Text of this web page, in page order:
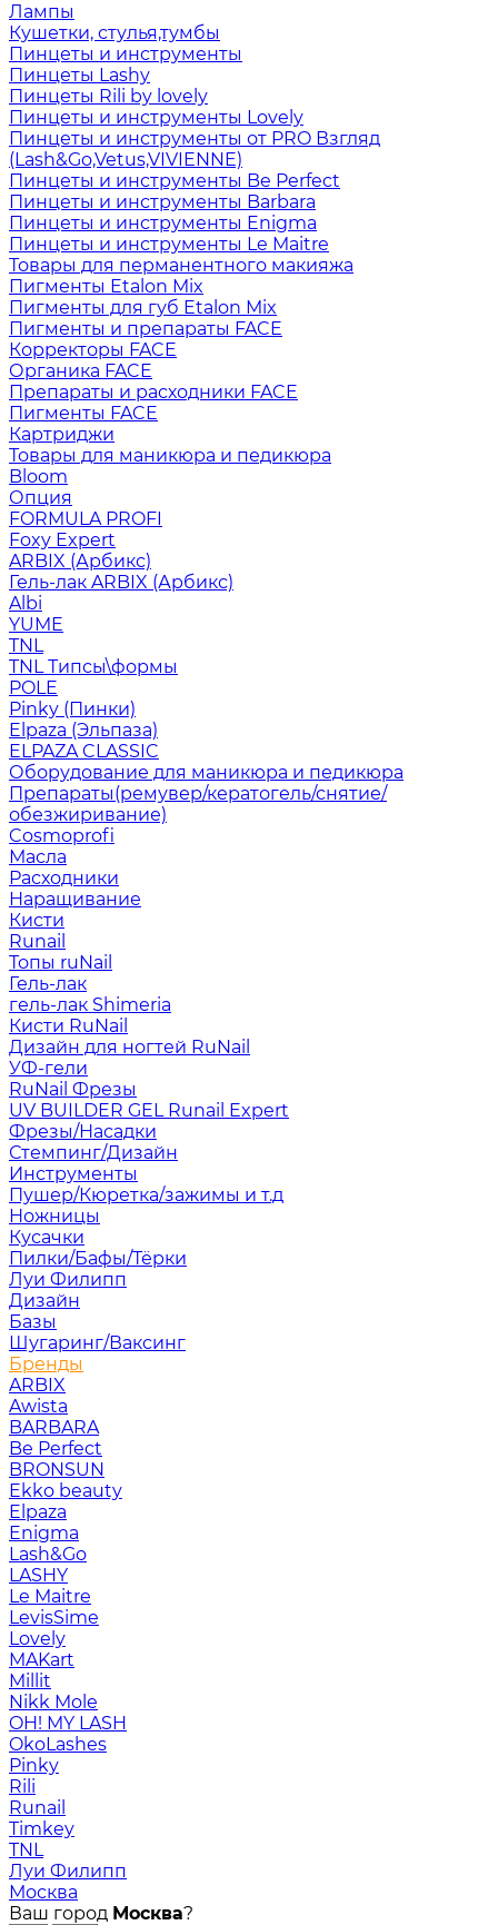
Лампы
Кушетки, стулья,тумбы
Пинцеты и инструменты
Пинцеты Lashy
Пинцеты Rili by lovely
Пинцеты и инструменты Lovely
Пинцеты и инструменты от PRO Взгляд
(Lash&Go,Vetus,VIVIENNE)
Пинцеты и инструменты Be Perfect
Пинцеты и инструменты Barbara
Пинцеты и инструменты Enigma
Пинцеты и инструменты Le Maitre
Товары для перманентного макияжа
Пигменты Etalon Mix
Пигменты для губ Etalon Mix
Пигменты и препараты FACE
Корректоры FACE
Органика FACE
Препараты и расходники FACE
Пигменты FACE
Картриджи
Товары для маникюра и педикюра
Bloom
Опция
FORMULA PROFI
Foxy Expert
ARBIX (Арбикс)
Гель-лак ARBIX (Арбикс)
Albi
YUME
TNL
TNL Типсы\формы
POLE
Pinky (Пинки)
Elpaza (Эльпаза)
ELPAZA CLASSIC
Оборудование для маникюра и педикюра
Препараты(ремувер/кератогель/снятие/
обезжиривание)
Cosmoprofi
Масла
Расходники
Наращивание
Кисти
Runail
Топы ruNail
Гель-лак
гель-лак Shimeria
Кисти RuNail
Дизайн для ногтей RuNail
УФ-гели
RuNail Фрезы
UV BUILDER GEL Runail Expert
Фрезы/Насадки
Стемпинг/Дизайн
Инструменты
Пушер/Кюретка/зажимы и т.д
Ножницы
Кусачки
Пилки/Бафы/Тёрки
Луи Филипп
Дизайн
Базы
Шугаринг/Ваксинг
Бренды
ARBIX
Awista
BARBARA
Be Perfect
BRONSUN
Ekko beauty
Elpaza
Enigma
Lash&Go
LASHY
Le Maitre
LevisSime
Lovely
MAKart
Millit
Nikk Mole
OH! MY LASH
OkoLashes
Pinky
Rili
Runail
Timkey
TNL
Луи Филипп
Москва
Ваш город Москва?